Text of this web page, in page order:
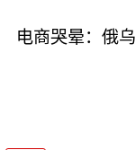
电商哭晕：俄